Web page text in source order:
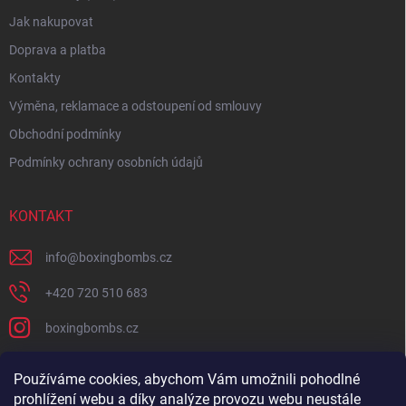
Používáme cookies, abychom Vám umožnili pohodlné
prohlížení webu a díky analýze provozu webu neustále
Jak nakupovat
Doprava a platba
Kontakty
Výměna, reklamace a odstoupení od smlouvy
Obchodní podmínky
Podmínky ochrany osobních údajů
KONTAKT
info@boxingbombs.cz
+420 720 510 683
boxingbombs.cz
PŘIJÍMÁME ONLINE PLATBY